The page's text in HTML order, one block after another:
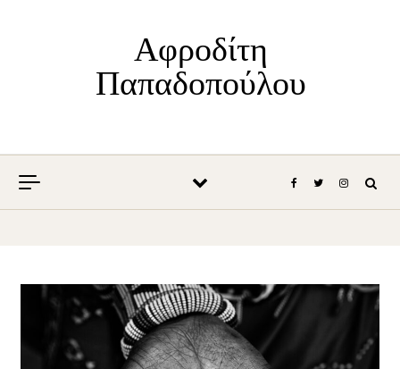
Αφροδίτη
Παπαδοπούλου